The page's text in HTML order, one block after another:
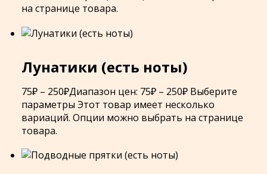
на странице товара.
Лунатики (есть ноты)
75₽ – 250₽Диапазон цен: 75₽ – 250₽ Выберите
параметры Этот товар имеет несколько
вариаций. Опции можно выбрать на странице
товара.